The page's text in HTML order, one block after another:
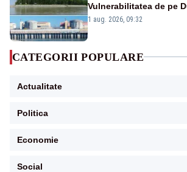
Vulnerabilitatea de pe
în pericol Centrala
1 aug. 2026, 09:32
CATEGORII POPULARE
Actualitate
Politica
Economie
Social